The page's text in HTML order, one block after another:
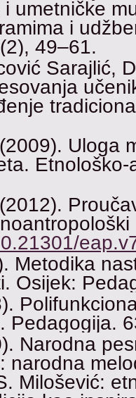
umetničke
i
49‒61.
Sarajlić,
Uloga
Metodika
Osijek:
Pedagogija.
Narodna
narodna
Milošević: